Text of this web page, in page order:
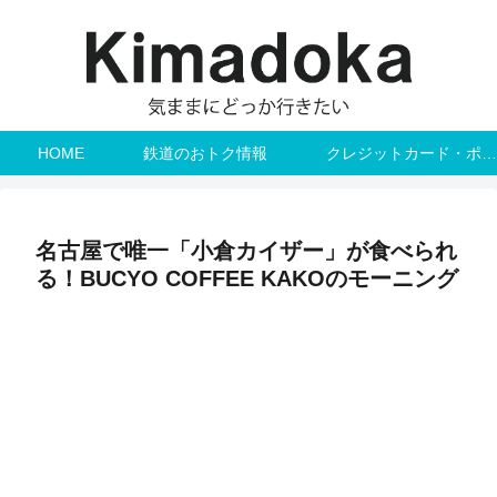
HOME 鉄道のおトク情報
名古屋で唯一「小倉カイザー」が食べられ
る！BUCYO COFFEE KAKOのモーニング